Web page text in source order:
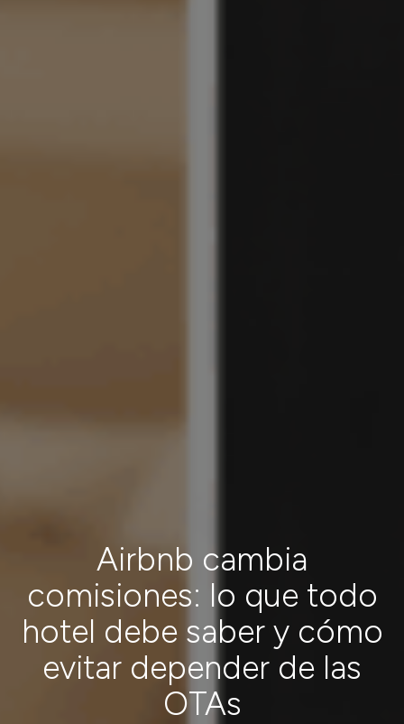
Airbnb cambia
comisiones: lo que todo
hotel debe saber y cómo
evitar depender de las
OTAs